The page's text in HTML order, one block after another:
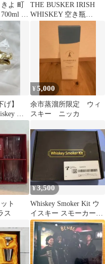
きよ 町
和
THE BUSKER IRISH
WHISKEY 空き瓶
げ】
ウ
ー
¥5,000
余市蒸溜所限定 ウィ
スキー ニッカ
ット
ス
¥3,500
Whiskey Smoker Kit ウ
イスキー スモーカーキ
ット